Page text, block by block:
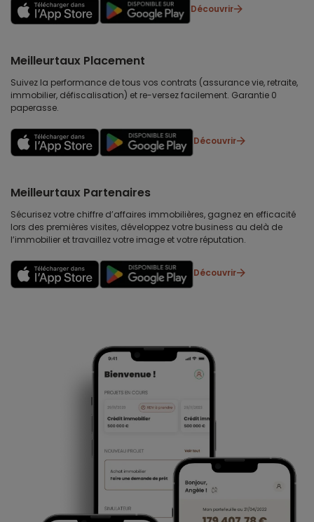
Découvrir
Meilleurtaux Placement
Suivez la performance de tous vos contrats (assurance vie, retraite,
immobilier, défiscalisation) et re-versez facilement. Garantie 0
paperasse.
Découvrir
Meilleurtaux Partenaires
Sécurisez votre chiffre d’affaires immobilières, gagnez en efficacité
lors des premières visites, développez votre business au delà de
l’immobilier et travaillez votre image et votre réputation.
Découvrir